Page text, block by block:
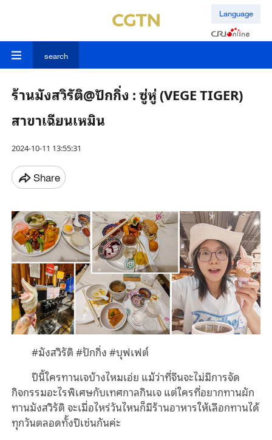
Language
search
ร้านมังสวิรัติ@ปักกิ่ง : ซู่หู่ (VEGE TIGER)
สาขาเฉียนเหมิน
2024-10-11 13:55:31
Share
#มังสวิรัติ#ปักกิ่ง#บุฟเฟต์
ปีนี้ใครทานเจบ้างไหมเอ่ย แม้ว่าที่จีนจะไม่มีการจัด
กิจกรรมอะไรพิเศษกับเทศกาลกินเจ แต่ใครที่อยากทานผัก
ทานมังสวิรัติ จะเมื่อไหร่วันไหนก็มีร้านอาหารให้เลือกทานได้
ทุกวันตลอดทั้งปีเช่นกันค่ะ